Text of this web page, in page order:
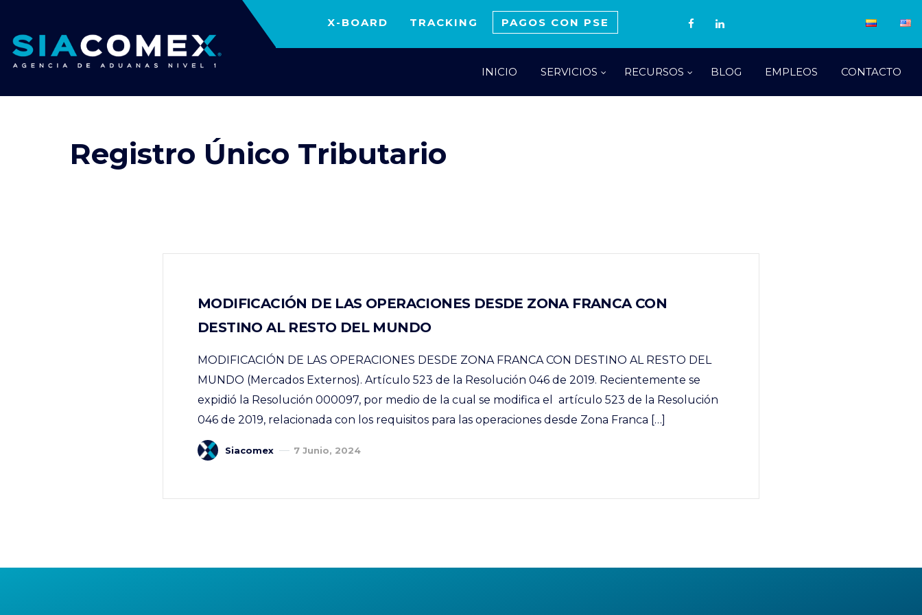
X-BOARD TRACKING PAGOS CON PSE
INICIO SERVICIOS RECURSOS BLOG EMPLEOS CONTACTO
Registro Único Tributario
MODIFICACIÓN DE LAS OPERACIONES DESDE ZONA FRANCA CON
DESTINO AL RESTO DEL MUNDO
MODIFICACIÓN DE LAS OPERACIONES DESDE ZONA FRANCA CON DESTINO AL RESTO DEL
MUNDO (Mercados Externos). Artículo 523 de la Resolución 046 de 2019. Recientemente se
expidió la Resolución 000097, por medio de la cual se modifica el artículo 523 de la Resolución
046 de 2019, relacionada con los requisitos para las operaciones desde Zona Franca […]
Siacomex 7 Junio, 2024